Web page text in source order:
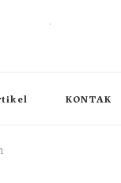
KONTAK